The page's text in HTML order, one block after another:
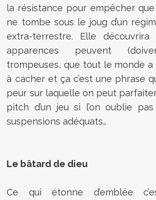
la résistance pour empêcher
ne tombe sous le joug d’un
extra-terrestre. Elle
apparences peuvent
trompeuses, que tout le monde a
à cacher et ça c’est une phrase
peur sur laquelle on peut
pitch d’un jeu si l’on oublie
suspensions adéquats…
Le bâtard de dieu
Ce qui étonne d’emblée